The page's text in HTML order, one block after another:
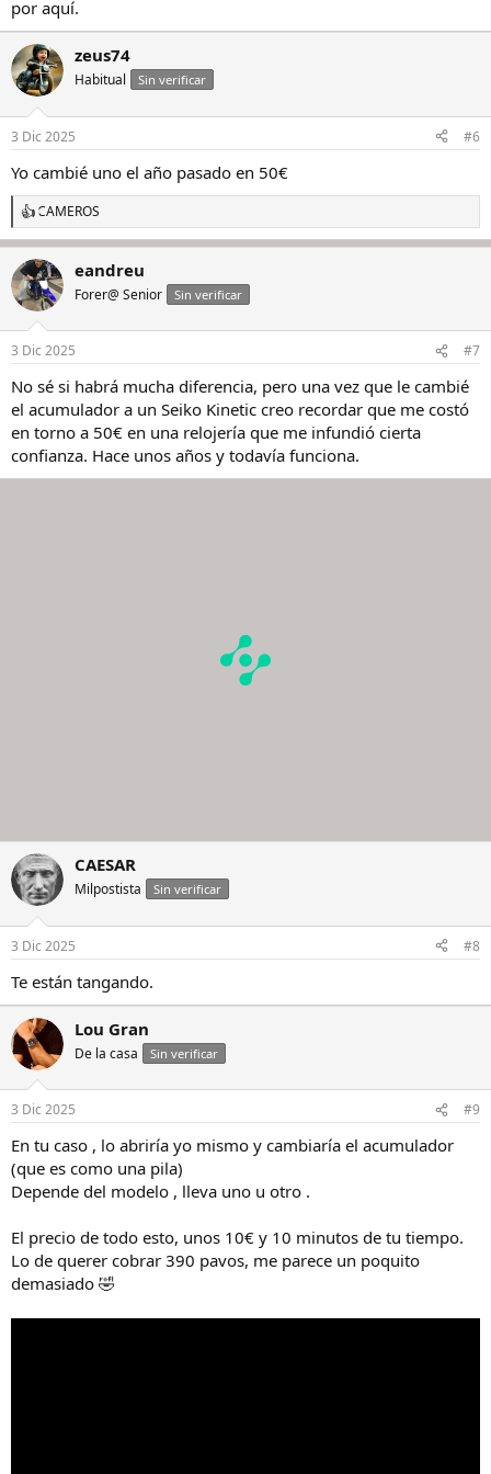
por aquí.
zeus74
Habitual Sin verificar
3 Dic 2025 #6
Yo cambié uno el año pasado en 50€
R
e
a
c
c
i
e
:
CAMEROS
eandreu
Forer@ Senior Sin verificar
3 Dic 2025 #7
No sé si habrá mucha diferencia, pero una vez que le cambié
el acumulador a un Seiko Kinetic creo recordar que me costó
en torno a 50€ en una relojería que me infundió cierta
confianza. Hace unos años y todavía funciona.
CAESAR
Milpostista Sin verificar
3 Dic 2025 #8
Te están tangando.
Lou Gran
De la casa Sin verificar
3 Dic 2025 #9
En tu caso , lo abriría yo mismo y cambiaría el acumulador
(que es como una pila)
Depende del modelo , lleva uno u otro .
El precio de todo esto, unos 10€ y 10 minutos de tu tiempo.
Lo de querer cobrar 390 pavos, me parece un poquito
demasiado 🤣